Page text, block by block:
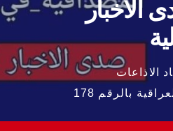
الاخبار
الاذاعات
بالرقم 178